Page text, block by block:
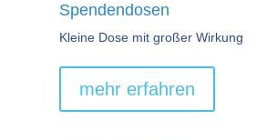
Spendendosen
Kleine Dose mit großer Wirkung
mehr erfahren